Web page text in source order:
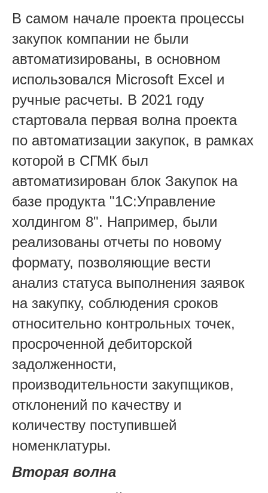
В самом начале проекта процессы
закупок компании не были
автоматизированы, в основном
использовался Microsoft Excel и
ручные расчеты. В 2021 году
стартовала первая волна проекта
по автоматизации закупок, в рамках
которой в СГМК был
автоматизирован блок Закупок на
базе продукта "1С:Управление
холдингом 8". Например, были
реализованы отчеты по новому
формату, позволяющие вести
анализ статуса выполнения заявок
на закупку, соблюдения сроков
относительно контрольных точек,
просроченной дебиторской
задолженности,
производительности закупщиков,
отклонений по качеству и
количеству поступившей
номенклатуры.
Вторая волна